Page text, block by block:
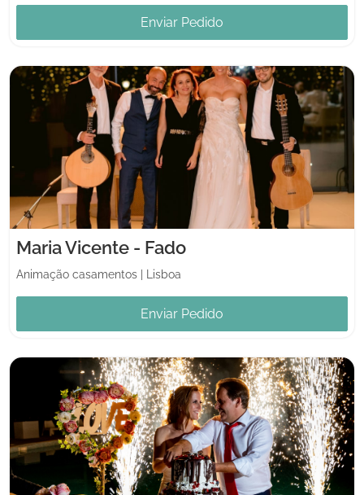
Enviar Pedido
Maria Vicente - Fado
Animação casamentos Lisboa
Enviar Pedido